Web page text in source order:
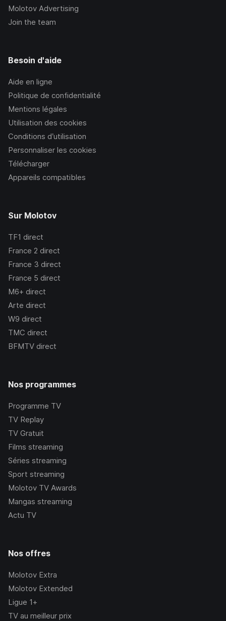
Molotov Advertising
Join the team
Besoin d'aide
Aide en ligne
Politique de confidentialité
Mentions légales
Utilisation des cookies
Conditions d’utilisation
Personnaliser les cookies
Télécharger
Appareils compatibles
Sur Molotov
TF1 direct
France 2 direct
France 3 direct
France 5 direct
M6+ direct
Arte direct
W9 direct
TMC direct
BFMTV direct
Nos programmes
Programme TV
TV Replay
TV Gratuit
Films streaming
Séries streaming
Sport streaming
Molotov TV Awards
Mangas streaming
Actu TV
Nos offres
Molotov Extra
Molotov Extended
Ligue 1+
TV au meilleur prix